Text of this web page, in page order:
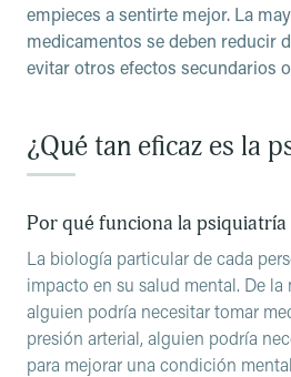
empieces a sentirte mejor. La
medicamentos se deben reducir
evitar otros efectos secundarios
¿Qué tan eficaz es la
Por qué funciona la psiquiatría
La biología particular de cada
impacto en su salud mental. De la
alguien podría necesitar tomar
presión arterial, alguien podría
para mejorar una condición